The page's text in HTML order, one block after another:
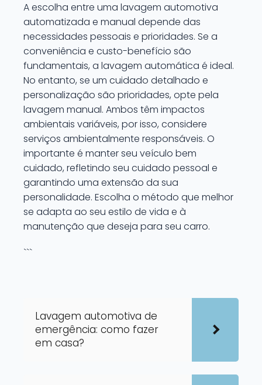
A escolha entre uma lavagem automotiva
automatizada e manual depende das
necessidades pessoais e prioridades. Se a
conveniência e custo-benefício são
fundamentais, a lavagem automática é ideal.
No entanto, se um cuidado detalhado e
personalização são prioridades, opte pela
lavagem manual. Ambos têm impactos
ambientais variáveis, por isso, considere
serviços ambientalmente responsáveis. O
importante é manter seu veículo bem
cuidado, refletindo seu cuidado pessoal e
garantindo uma extensão da sua
personalidade. Escolha o método que melhor
se adapta ao seu estilo de vida e à
manutenção que deseja para seu carro.
```
Lavagem automotiva de
emergência: como fazer
em casa?